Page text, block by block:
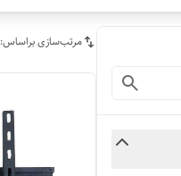
مرتب‌سازی براساس: